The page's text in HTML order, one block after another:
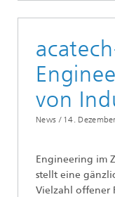
von
News / 14.
Engineering im
stellt eine
Vielzahl offener